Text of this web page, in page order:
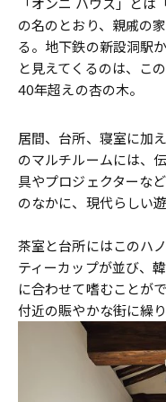
「オンニ ハウス」と
の名のとおり、親戚の
る。地下鉄の新設洞駅
と見えてくるのは、こ
40年超えの杏の木。
居間、台所、寝室に加
のマルチルームには、
具やプロジェクターな
のなかに、現代らしい
茶室と台所にはこのハ
ティーカップが並び、
に合わせて嗜むことが
付近の賑やかな街に繰